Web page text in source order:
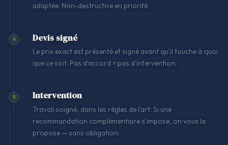
adaptée. Non-destructive en priorité.
4 Devis signé
Le prix exact est présenté et signé avant qu'il touche à quoi
que ce soit. Pas d'accord = pas d'intervention.
5 Intervention
Travail soigné, dans les règles de l'art. Si une
recommandation complémentaire s'impose, on vous la
propose — sans obligation.